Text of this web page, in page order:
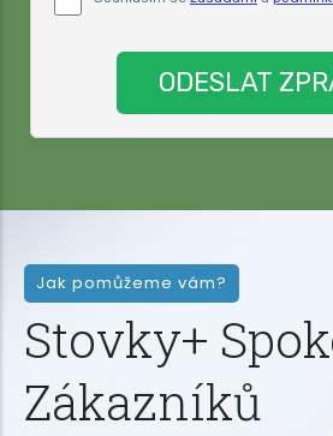
podmínky.
Jak pomůžeme vám?
Stovky+
Zákazníků